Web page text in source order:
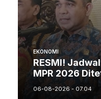
EKONOMI
RESMI!
MPR 2026
06-08-2026 - 07.04